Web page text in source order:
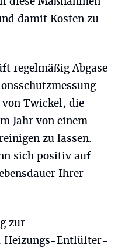
damit Kosten zu
regelmäßig Abgase
Twickel, die
Jahr von einem
zu lassen.
sich positiv auf
Ihrer
zur
Heizungs-Entlüfter-